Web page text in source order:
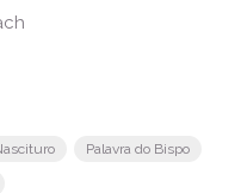
Palavra do Bispo